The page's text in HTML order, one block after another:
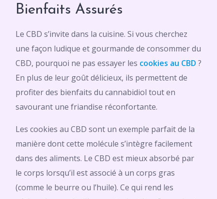
Bienfaits Assurés
Le CBD s’invite dans la cuisine. Si vous cherchez
une façon ludique et gourmande de consommer du
CBD, pourquoi ne pas essayer les cookies au CBD ?
En plus de leur goût délicieux, ils permettent de
profiter des bienfaits du cannabidiol tout en
savourant une friandise réconfortante.
Les cookies au CBD sont un exemple parfait de la
manière dont cette molécule s’intègre facilement
dans des aliments. Le CBD est mieux absorbé par
le corps lorsqu’il est associé à un corps gras
(comme le beurre ou l’huile). Ce qui rend les